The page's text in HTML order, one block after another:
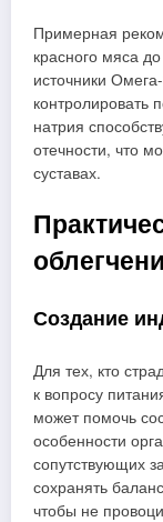
Примерная
красного мяса
источники
контролировать
натрия
отечности, что
суставах.
Создание
Для тех, кто
к вопросу
может помочь
особенности
сопутствующих
сохранять
чтобы не